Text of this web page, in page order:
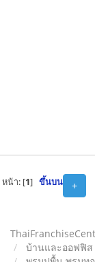
+
หน้า: [1] ขึ้นบน
บ้านและออฟฟิส